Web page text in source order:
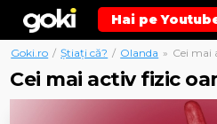
Hai pe
Goki.ro / Știați că? / Olanda » Cei mai
Cei mai activ fizic